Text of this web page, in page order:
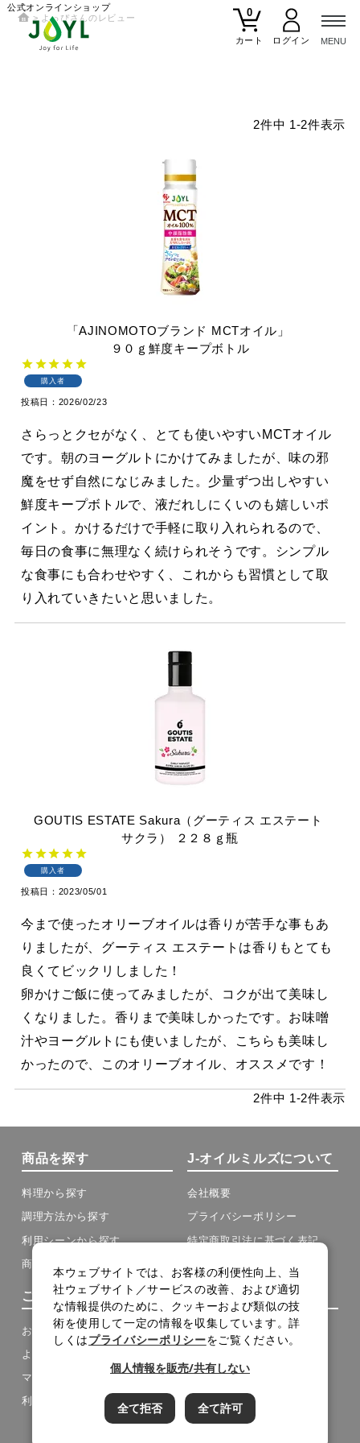
公式オンラインショップ
0
カート
よっぴさんのレビュー
2件中 1-2件表示
「AJINOMOTOブランド MCTオイル」
９０ｇ鮮度キープボトル
購入者
投稿日 2026/02/23
さらっとクセがなく、とても使いやすいMCTオイル
です。朝のヨーグルトにかけてみましたが、味の邪
魔をせず自然になじみました。少量ずつ出しやすい
鮮度キープボトルで、液だれしにくいのも嬉しいポ
イント。かけるだけで手軽に取り入れられるので、
毎日の食事に無理なく続けられそうです。シンプル
な食事にも合わせやすく、これからも習慣として取
り入れていきたいと思いました。
GOUTIS ESTATE Sakura（グーティス エステート
サクラ）
２２８ｇ瓶
購入者
投稿日 2023/05/01
今まで使ったオリーブオイルは香りが苦手な事もあ
りましたが、グーティス エステートは香りもとても
良くてビックリしました！
卵かけご飯に使ってみましたが、コクが出て美味し
くなりました。香りまで美味しかったです。お味噌
汁やヨーグルトにも使いましたが、こちらも美味し
かったので、このオリーブオイル、オススメです！
2件中 1-2件表示
商品を探す
料理から探す
調理方法から探す
利用シーンから探す
商品の種類から探す
J-オイルミルズについて
会社概要
プライバシーポリシー
特定商取引法に基づく表記
ご利用について
お買い物ガイド
よくある質問
マイページ
利用規約
その他
お問い合わせ
メルマガアーカイブ
サイトマップ
cookie設定
本ウェブサイトでは、お客様の利便性向上、当
社ウェブサイト／サービスの改善、および適切
な情報提供のために、クッキーおよび類似の技
術を使用して一定の情報を収集しています。詳
しくはプライバシーポリシーをご覧ください。
個人情報を販売/共有しない
全て拒否 全て許可